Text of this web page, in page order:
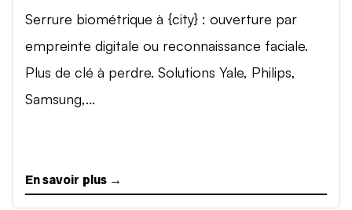
Serrure biométrique à {city} : ouverture par
empreinte digitale ou reconnaissance faciale.
Plus de clé à perdre. Solutions Yale, Philips,
Samsung,...
En savoir plus →